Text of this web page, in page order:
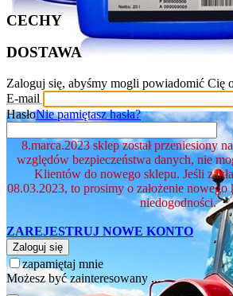
CECHY
DOSTAWA
Zaloguj się, abyśmy mogli powiadomić Cię
E-mail
HasłoNie pamiętasz hasła?
8.marca.2023 sklep został przeniesiony
względów bezpieczeństwa danych, nie
Klientów do nowego sklepu. Jeśli
08.03.2023, to prosimy o założenie nowego
niedogodności.
ZAREJESTRUJ NOWE KONTO
Zaloguj się
zapamiętaj mnie
Możesz być zainteresowany ...